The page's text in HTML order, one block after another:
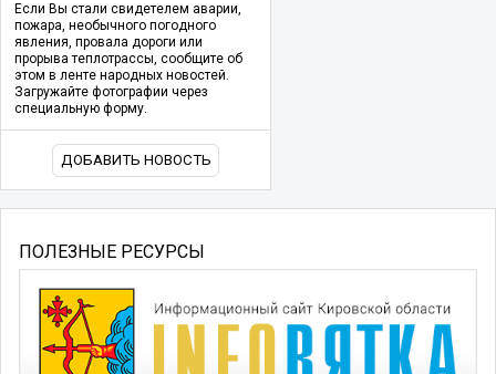
Если Вы стали свидетелем аварии,
пожара, необычного погодного
явления, провала дороги или
прорыва теплотрассы, сообщите об
этом в ленте народных новостей.
Загружайте фотографии через
специальную форму.
ДОБАВИТЬ НОВОСТЬ
ПОЛЕЗНЫЕ РЕСУРСЫ